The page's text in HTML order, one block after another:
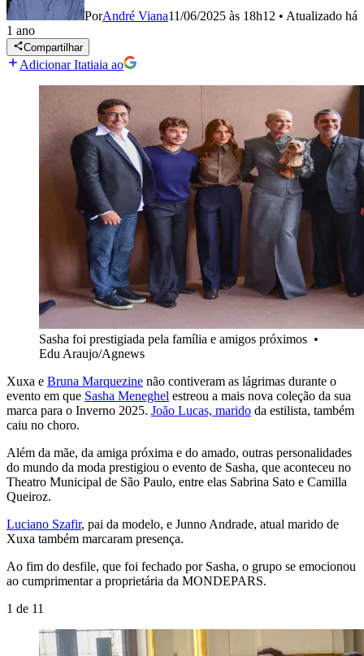
PorAndré Viana11/06/2025 às 18h12 • Atualizado há
1 ano
Compartilhar
Adicionar Itatiaia ao
Sasha foi prestigiada pela família e amigos próximos •
Edu Araujo/Agnews
Xuxa e Bruna Marquezine não contiveram as lágrimas durante o
evento em que Sasha Meneghel estreou a mais nova coleção da sua
marca para o Inverno 2025. João Lucas, marido da estilista, também
caiu no choro.
Além da mãe, da amiga próxima e do amado, outras personalidades
do mundo da moda prestigiou o evento de Sasha, que aconteceu no
Theatro Municipal de São Paulo, entre elas Sabrina Sato e Camilla
Queiroz.
Luciano Szafir, pai da modelo, e Junno Andrade, atual marido de
Xuxa também marcaram presença.
Ao fim do desfile, que foi fechado por Sasha, o grupo se emocionou
ao cumprimentar a proprietária da MONDEPARS.
1 de 11